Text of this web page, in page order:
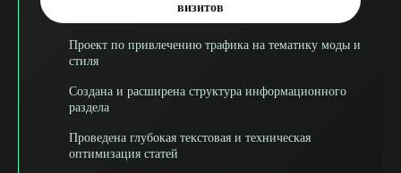
визитов
Проект по привлечению трафика на тематику моды и
стиля
Создана и расширена структура информационного
раздела
Проведена глубокая текстовая и техническая
оптимизация статей